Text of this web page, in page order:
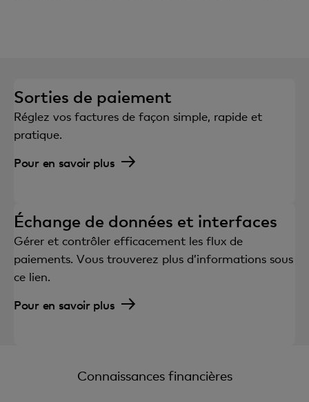
Sorties de paiement
Réglez vos factures de façon simple, rapide et
pratique.
Pour en savoir plus
Échange de données et interfaces
Gérer et contrôler efficacement les flux de
paiements. Vous trouverez plus d’informations sous
ce lien.
Pour en savoir plus
Connaissances financières